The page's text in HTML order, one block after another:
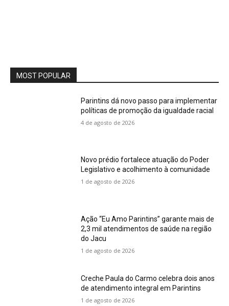
MOST POPULAR
Parintins dá novo passo para implementar
políticas de promoção da igualdade racial
4 de agosto de 2026
Novo prédio fortalece atuação do Poder
Legislativo e acolhimento à comunidade
1 de agosto de 2026
Ação “Eu Amo Parintins” garante mais de
2,3 mil atendimentos de saúde na região
do Jacu
1 de agosto de 2026
Creche Paula do Carmo celebra dois anos
de atendimento integral em Parintins
1 de agosto de 2026